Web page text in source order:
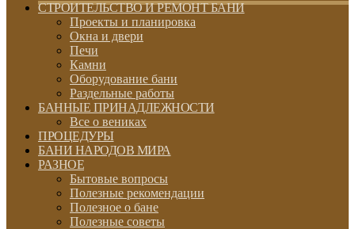
СТРОИТЕЛЬСТВО И РЕМОНТ БАНИ
Проекты и планировка
Окна и двери
Печи
Камни
Оборудование бани
Раздельные работы
БАННЫЕ ПРИНАДЛЕЖНОСТИ
Все о вениках
ПРОЦЕДУРЫ
БАНИ НАРОДОВ МИРА
РАЗНОЕ
Бытовые вопросы
Полезные рекомендации
Полезное о бане
Полезные советы